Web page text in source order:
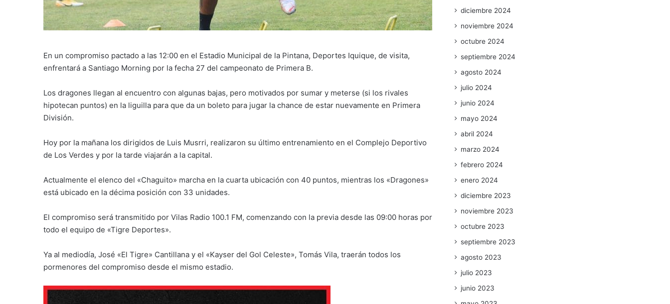
En un compromiso pactado a las 12:00 en el Estadio Municipal de la Pintana, Deportes Iquique, de visita,
enfrentará a Santiago Morning por la fecha 27 del campeonato de Primera B.
Los dragones llegan al encuentro con algunas bajas, pero motivados por sumar y meterse (si los rivales
hipotecan puntos) en la liguilla para que da un boleto para jugar la chance de estar nuevamente en Primera
División.
Hoy por la mañana los dirigidos de Luis Musrri, realizaron su último entrenamiento en el Complejo Deportivo
de Los Verdes y por la tarde viajarán a la capital.
Actualmente el elenco del «Chaguito» marcha en la cuarta ubicación con 40 puntos, mientras los «Dragones»
está ubicado en la décima posición con 33 unidades.
El compromiso será transmitido por Vilas Radio 100.1 FM, comenzando con la previa desde las 09:00 horas por
todo el equipo de «Tigre Deportes».
Ya al mediodía, José «El Tigre» Cantillana y el «Kayser del Gol Celeste», Tomás Vila, traerán todos los
pormenores del compromiso desde el mismo estadio.
diciembre 2024
noviembre 2024
octubre 2024
septiembre 2024
agosto 2024
julio 2024
junio 2024
mayo 2024
abril 2024
marzo 2024
febrero 2024
enero 2024
diciembre 2023
noviembre 2023
octubre 2023
septiembre 2023
agosto 2023
julio 2023
junio 2023